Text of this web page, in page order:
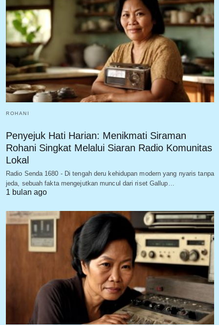
ROHANI
Penyejuk Hati Harian: Menikmati Siraman
Rohani Singkat Melalui Siaran Radio Komunitas
Lokal
Radio Senda 1680 - Di tengah deru kehidupan modern yang nyaris tanpa
jeda, sebuah fakta mengejutkan muncul dari riset Gallup…
1 bulan ago